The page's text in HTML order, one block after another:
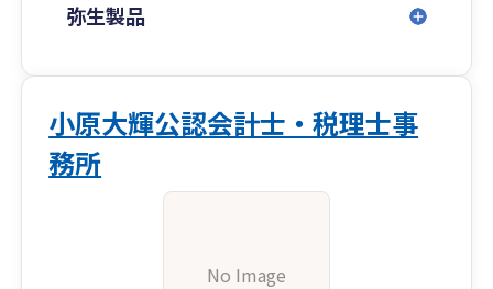
弥生製品
小原大輝公認会計士・税理士事
務所
No Image